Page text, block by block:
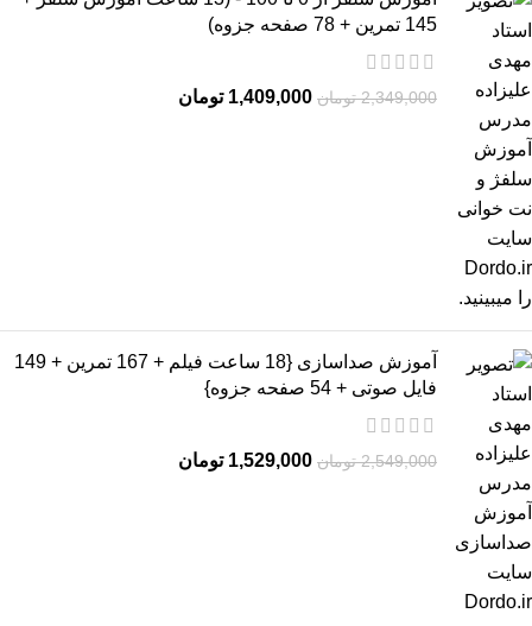
145 تمرین + 78 صفحه جزوه)
2,349,000 تومان 1,409,000 تومان
آموزش صداسازی {18 ساعت فیلم + 167 تمرین + 149
فایل صوتی + 54 صفحه جزوه}
2,549,000 تومان 1,529,000 تومان